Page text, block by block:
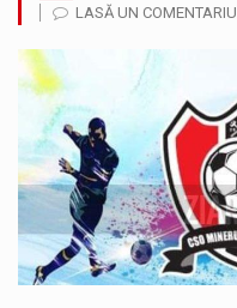
LASĂ UN COMENTARIU